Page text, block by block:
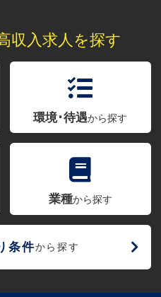
収入求人を探す
環境･待遇から探す
業種から探す
条件から探す